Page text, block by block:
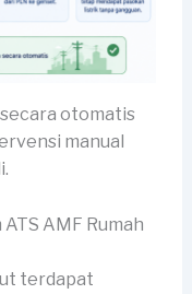
otomatis
manual
AMF Rumah
terdapat